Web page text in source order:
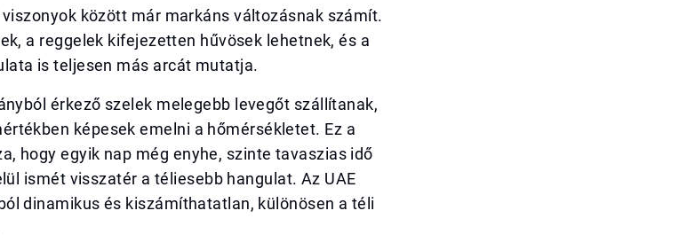
között már markáns változásnak számít.
a reggelek kifejezetten hűvösek lehetnek, és a
is teljesen más arcát mutatja.
érkező szelek melegebb levegőt szállítanak,
képesek emelni a hőmérsékletet. Ez a
hogy egyik nap még enyhe, szinte tavaszias idő
ismét visszatér a téliesebb hangulat. Az UAE
dinamikus és kiszámíthatatlan, különösen a téli